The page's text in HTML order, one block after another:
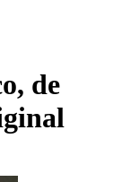
de